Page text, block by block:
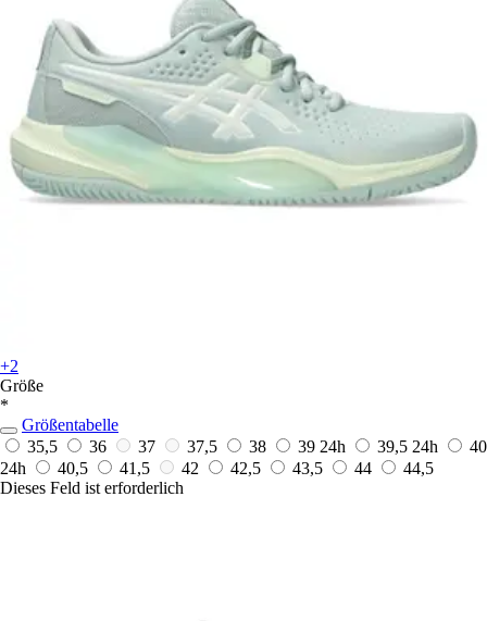
+2
Größe
*
Größentabelle
35,5
36 37 37,5 38 39 24h 39,5 24h
40
24h
40,5 41,5 42 42,5 43,5 44
44,5
Dieses Feld ist erforderlich